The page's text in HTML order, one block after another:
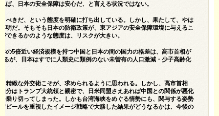
、日本の安全保障は安心だ、と言える状況ではない。
べきだ、という態度を明確に打ち出している。しかし、果たして、やは
だ。そもそも日本の防衛政策が、東アジアの安全保障環境に与えるこ
できるかのような態度は、リスクが大きい。
の5倍近い経済規模を持つ中国と日本の間の国力の格差は、高市首相が
が、日本はすでに人類史に類例のない未曽有の人口激減・少子高齢化
精緻な外交術こそが、求められるように思われる。しかし、高市首相
分はトランプ大統領と親密で、日米同盟さえあれば中国との関係が悪化
乗り切ってしまった。しかも台湾海峡をめぐる情勢にも、関与する姿勢
ピールを重視したイメージ戦略で大勝した結果がどうなるかは、今後の